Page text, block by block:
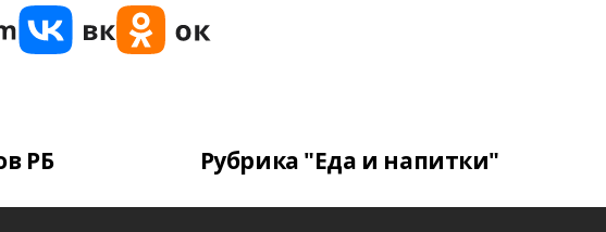
РБ Рубрика "Еда и напитки"